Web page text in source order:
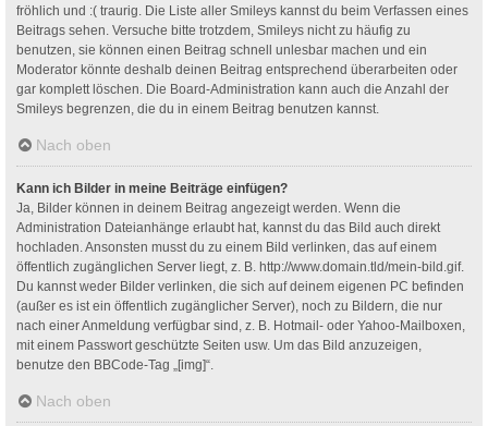
fröhlich und :( traurig. Die Liste aller Smileys kannst du beim Verfassen eines
Beitrags sehen. Versuche bitte trotzdem, Smileys nicht zu häufig zu
benutzen, sie können einen Beitrag schnell unlesbar machen und ein
Moderator könnte deshalb deinen Beitrag entsprechend überarbeiten oder
gar komplett löschen. Die Board-Administration kann auch die Anzahl der
Smileys begrenzen, die du in einem Beitrag benutzen kannst.
Nach oben
Kann ich Bilder in meine Beiträge einfügen?
Ja, Bilder können in deinem Beitrag angezeigt werden. Wenn die
Administration Dateianhänge erlaubt hat, kannst du das Bild auch direkt
hochladen. Ansonsten musst du zu einem Bild verlinken, das auf einem
öffentlich zugänglichen Server liegt, z. B. http://www.domain.tld/mein-bild.gif.
Du kannst weder Bilder verlinken, die sich auf deinem eigenen PC befinden
(außer es ist ein öffentlich zugänglicher Server), noch zu Bildern, die nur
nach einer Anmeldung verfügbar sind, z. B. Hotmail- oder Yahoo-Mailboxen,
mit einem Passwort geschützte Seiten usw. Um das Bild anzuzeigen,
benutze den BBCode-Tag „[img]“.
Nach oben